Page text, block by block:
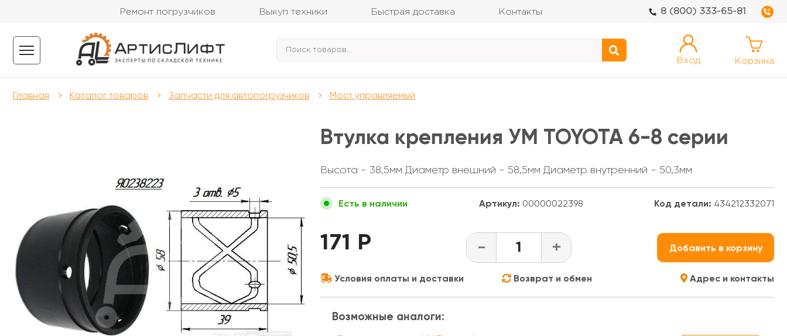
Ремонт погрузчиков Выкуп техники Быстрая доставка Контакты 8 (800) 333-65-81
Вход Корзина
Главная Каталог товаров Запчасти для автопогрузчиков Мост управляемый
Втулка крепления УМ TOYOTA 6-8 серии
Высота - 38,5мм Диаметр внешний - 58,5мм Диаметр внутренний - 50,3мм
Есть в наличии Артикул: 00000022398 Код детали: 434212332071
171 Р - + Добавить в корзину
Условия оплаты и доставки Возврат и обмен Адрес и контакты
Возможные аналоги: